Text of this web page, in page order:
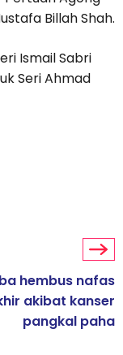
Billah Shah.
Ismail Sabri
Seri Ahmad
hembus nafas
akibat kanser
pangkal paha